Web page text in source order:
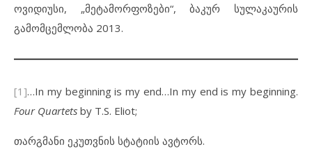
ოვიდიუსი, „მეტამორფოზები“, ბაკურ სულაკაურის
გამომცემლობა 2013.
[1]…In my beginning is my end…In my end is my beginning.
Four Quartets by T.S. Eliot;
თარგმანი ეკუთვნის სტატიის ავტორს.